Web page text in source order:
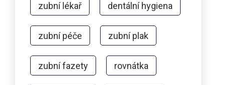
zubní lékař dentální hygiena
zubní péče zubní plak
zubní fazety rovnátka